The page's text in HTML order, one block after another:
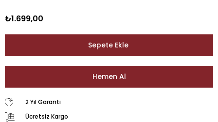
₺1.699,00
2 Yıl Garanti
Ücretsiz Kargo